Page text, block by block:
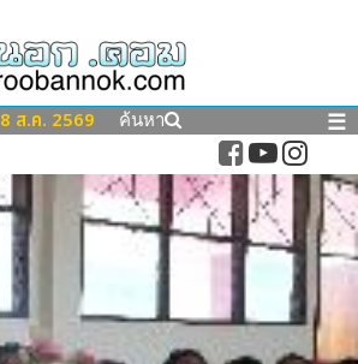
8 ส.ค. 2569 ค้นหา ☰